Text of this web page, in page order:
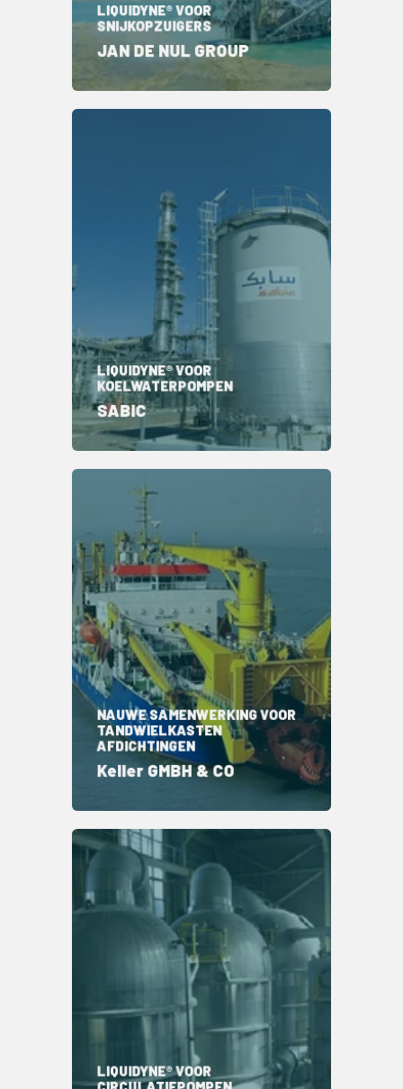
LIQUIDYNE® VOOR
SNIJKOPZUIGERS
JAN DE NUL GROUP
LIQUIDYNE® VOOR
KOELWATERPOMPEN
SABIC
NAUWE SAMENWERKING VOOR
TANDWIELKASTEN
AFDICHTINGEN
Keller GMBH & CO
LIQUIDYNE® VOOR